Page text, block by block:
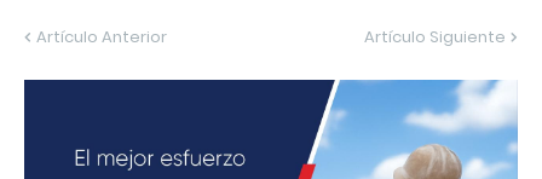
Artículo Anterior Artículo Siguiente